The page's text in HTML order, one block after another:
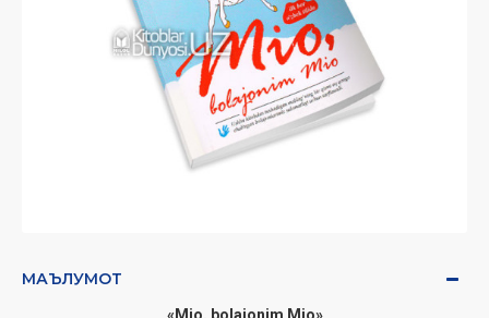
МАЪЛУМОТ